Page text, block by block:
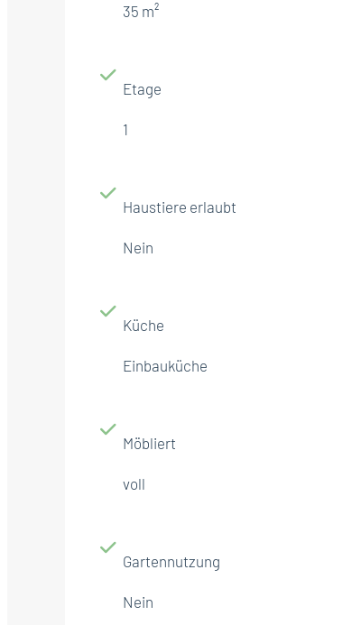
35 m²
Etage
1
Haustiere erlaubt
Nein
Küche
Einbauküche
Möbliert
voll
Gartennutzung
Nein